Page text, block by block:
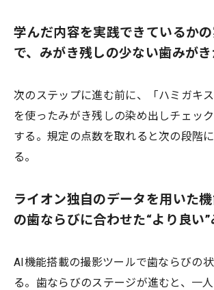
学んだ内容を実践できているか
で、みがき残しの少ない歯みがき
次のステップに進む前に、「ハミガキス
を使ったみがき残しの染め出しチェッ
する。規定の点数を取れると次の段階
る。
ライオン独自のデータを用いた
の歯ならびに合わせた“より良い
AI機能搭載の撮影ツールで歯ならびの
る。歯ならびのステージが進むと、一